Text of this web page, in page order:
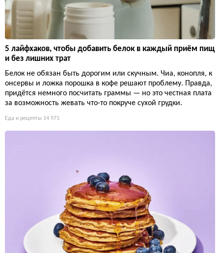
5 лайфхаков, чтобы добавить белок в каждый приём пищ
и без лишних трат
Белок не обязан быть дорогим или скучным. Чиа, конопля, к
онсервы и ложка порошка в кофе решают проблему. Правда,
придётся немного посчитать граммы — но это честная плата
за возможность жевать что-то покруче сухой грудки.
Еда и рецепты 14 971